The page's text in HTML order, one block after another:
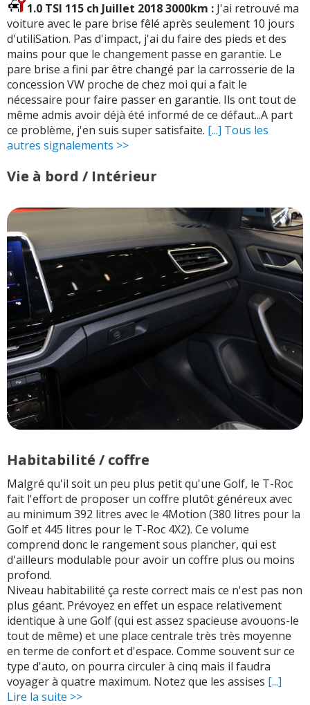
1.0 TSI 115 ch Juillet 2018 3000km : J'ai retrouvé ma
voiture avec le pare brise fêlé après seulement 10 jours
d'utiliSation. Pas d'impact, j'ai du faire des pieds et des
mains pour que le changement passe en garantie. Le
pare brise a fini par être changé par la carrosserie de la
concession VW proche de chez moi qui a fait le
nécessaire pour faire passer en garantie. Ils ont tout de
même admis avoir déjà été informé de ce défaut...A part
ce problème, j'en suis super satisfaite. [...] Tous les
autres signalements >>
Vie à bord / Intérieur
Habitabilité / coffre
Malgré qu'il soit un peu plus petit qu'une Golf, le T-Roc
fait l'effort de proposer un coffre plutôt généreux avec
au minimum 392 litres avec le 4Motion (380 litres pour la
Golf et 445 litres pour le T-Roc 4X2). Ce volume
comprend donc le rangement sous plancher, qui est
d'ailleurs modulable pour avoir un coffre plus ou moins
profond.
Niveau habitabilité ça reste correct mais ce n'est pas non
plus géant. Prévoyez en effet un espace relativement
identique à une Golf (qui est assez spacieuse avouons-le
tout de même) et une place centrale très très moyenne
en terme de confort et d'espace. Comme souvent sur ce
type d'auto, on pourra circuler à cinq mais il faudra
voyager à quatre maximum. Notez que les assises [...]
Lire la suite >>